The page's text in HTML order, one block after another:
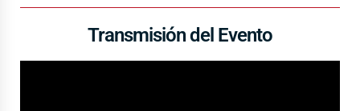
Transmisión del Evento